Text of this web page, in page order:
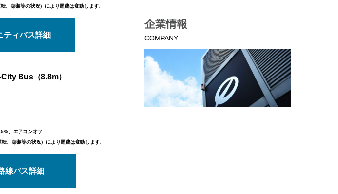
、架装等の状況）により電費は変動します。
ティバス詳細
Bus（8.8m）
、エアコンオフ
、架装等の状況）により電費は変動します。
線バス詳細
企業情報
COMPANY